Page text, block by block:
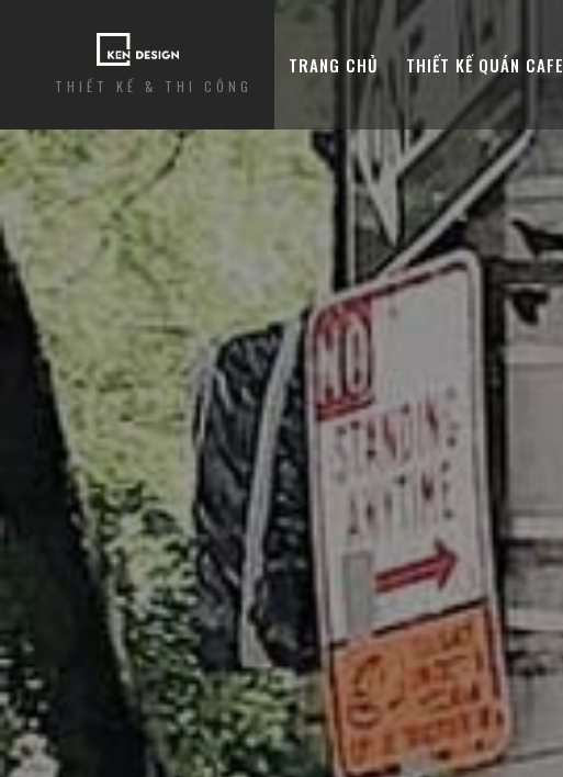
THIẾT KẾ & THI CÔNG
TRANG CHỦ THIẾT KẾ QUÁN CAFE